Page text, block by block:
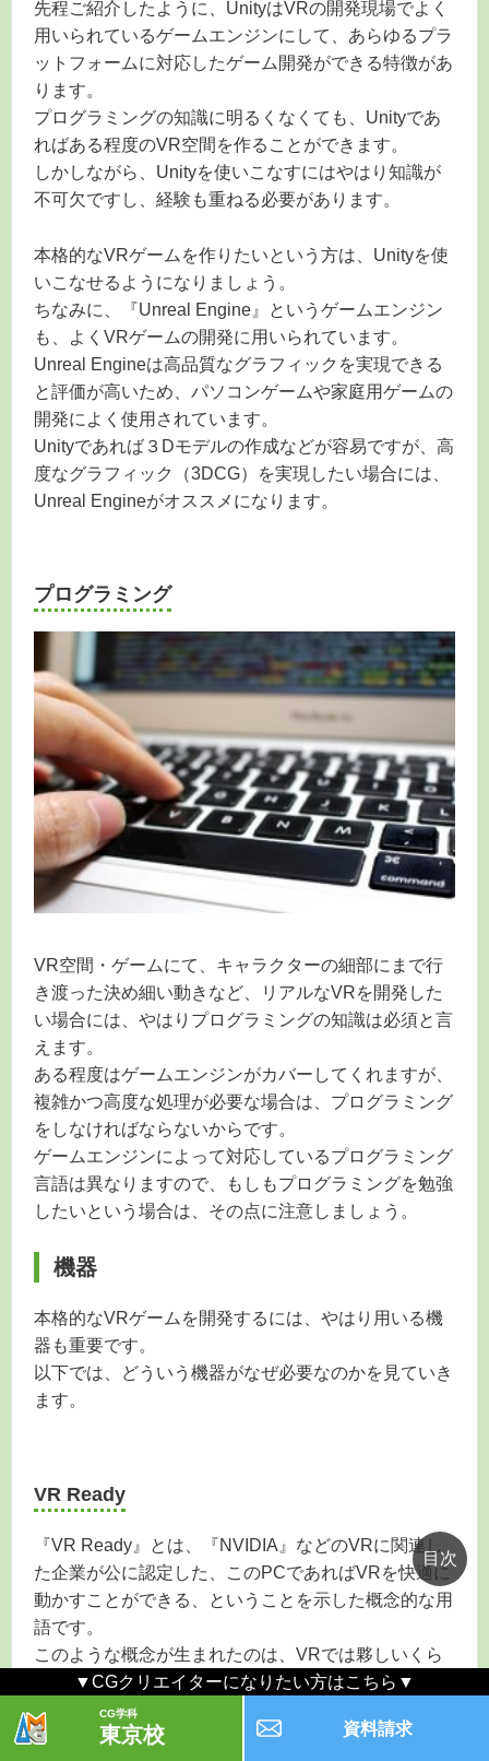
先程ご紹介したように、UnityはVRの開発現場でよく
用いられているゲームエンジンにして、あらゆるプラ
ットフォームに対応したゲーム開発ができる特徴があ
ります。
プログラミングの知識に明るくなくても、Unityであ
ればある程度のVR空間を作ることができます。
しかしながら、Unityを使いこなすにはやはり知識が
不可欠ですし、経験も重ねる必要があります。
本格的なVRゲームを作りたいという方は、Unityを使
いこなせるようになりましょう。
ちなみに、『Unreal Engine』というゲームエンジン
も、よくVRゲームの開発に用いられています。
Unreal Engineは高品質なグラフィックを実現できる
と評価が高いため、パソコンゲームや家庭用ゲームの
開発によく使用されています。
Unityであれば３Dモデルの作成などが容易ですが、高
度なグラフィック（3DCG）を実現したい場合には、
Unreal Engineがオススメになります。
プログラミング
VR空間・ゲームにて、キャラクターの細部にまで行
き渡った決め細い動きなど、リアルなVRを開発した
い場合には、やはりプログラミングの知識は必須と言
えます。
ある程度はゲームエンジンがカバーしてくれますが、
複雑かつ高度な処理が必要な場合は、プログラミング
をしなければならないからです。
ゲームエンジンによって対応しているプログラミング
言語は異なりますので、もしもプログラミングを勉強
したいという場合は、その点に注意しましょう。
機器
本格的なVRゲームを開発するには、やはり用いる機
器も重要です。
以下では、どういう機器がなぜ必要なのかを見ていき
ます。
VR Ready
『VR Ready』とは、『NVIDIA』などのVRに関連し
た企業が公に認定した、このPCであればVRを快適に
動かすことができる、ということを示した概念的な用
語です。
このような概念が生まれたのは、VRでは夥しいくら
いの膨大な映像（グラフィック）処理が必要になるた
め、高性能なPCが必要となったのです。
▼CGクリエイターになりたい方はこちら▼
CG学科
東京校 資料請求